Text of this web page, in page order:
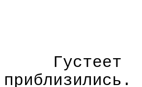
Густеет
приблизились.